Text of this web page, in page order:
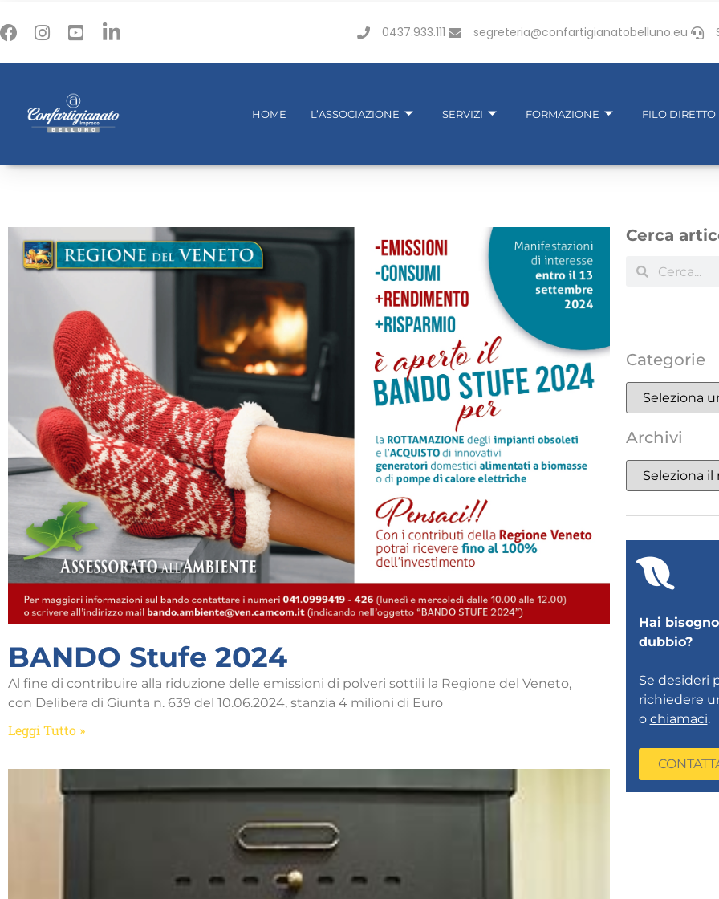
0437.933.111 segreteria@confartigianatobelluno.eu
HOME L’ASSOCIAZIONE SERVIZI FORMAZIONE FILO DIRETTO
BANDO Stufe 2024
Al fine di contribuire alla riduzione delle emissioni di polveri sottili la Regione del Veneto,
con Delibera di Giunta n. 639 del 10.06.2024, stanzia 4 milioni di Euro
Leggi Tutto »
Cerca
Categorie
Archivi
Hai
dubbio?
Se desideri
richiedere
o chiamaci.